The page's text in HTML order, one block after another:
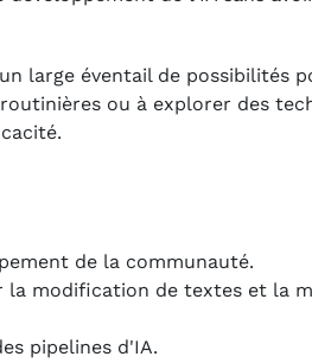
large éventail de possibilités
ou à explorer des
de la communauté.
la modification de textes et la
pipelines d'IA.